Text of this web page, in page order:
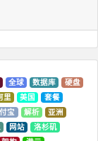
全球 数据库
硬盘
里 美国
套餐
宝 解析
亚洲
网站
洛杉矶